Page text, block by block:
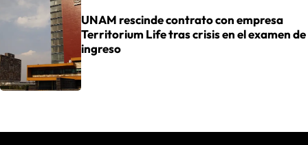
UNAM rescinde contrato con empresa
Territorium Life tras crisis en el examen de
ingreso